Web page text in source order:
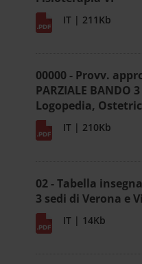
IT | 211Kb
00000 - Provv.
PARZIALE BANDO
Logopedia,
IT | 210Kb
02 - Tabella
3 sedi di Verona e
IT | 14Kb